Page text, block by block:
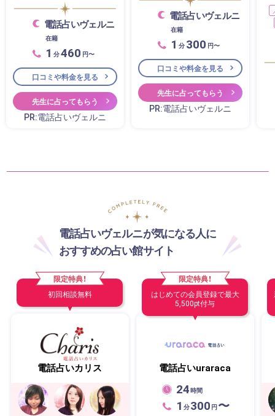
電話占いヴェルニ
在籍
1 分460 円〜
口コミや料金を見る
先生に占ってもらう
PR:電話占いヴェルニ
電話占いヴェルニ
在籍
1 分 300 円〜
口コミや料金を見る
先生に占ってもらう
PR:電話占いヴェルニ
電話占いヴェルニが気になる人に
おすすめの占い館サイト
限定特典！
初回相談無料
電話占いカリス
限定特典！
はじめての会員登録で最大
5,500pt付与
電話占いuraraca
24時間
1 分300 円〜